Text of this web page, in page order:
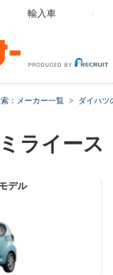
輸入車
：メーカー一覧 ダイハツ
ライース
デル